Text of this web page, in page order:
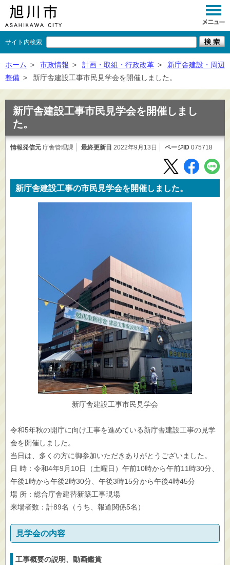
サイト内検索
くらし
観光
施設一覧
×閉じる
ホーム > 市政情報 > 計画・取組・行政改革 >
新庁舎建設・周辺
整備 > 新庁舎建設工事市民見学会を開催しました。
新庁舎建設工事市民見学会を開催しまし
た。
情報発信元 庁舎管理課 最終更新日 2022年9月13日 ページID 075718
新庁舎建設工事の市民見学会を開催しました。
新庁舎建設工事市民見学会
令和5年秋の開庁に向け工事を進めている新庁舎建設工事の見学
会を開催しました。
当日は、多くの方に御参加いただきありがとうございました。
日 時：令和4年9月10日（土曜日）午前10時から午前11時30分、
午後1時から午後2時30分、午後3時15分から午後4時45分
場 所：総合庁舎建替新築工事現場
来場者数：計89名（うち、報道関係5名）
見学会の内容
工事概要の説明、動画鑑賞